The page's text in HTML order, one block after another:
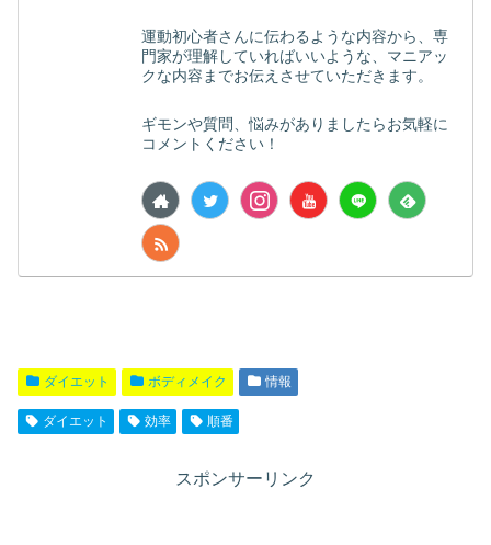
運動初心者さんに伝わるような内容から、専
門家が理解していればいいような、マニアッ
クな内容までお伝えさせていただきます。
ギモンや質問、悩みがありましたらお気軽に
コメントください！
ダイエット ボディメイク 情報
ダイエット 効率 順番
スポンサーリンク